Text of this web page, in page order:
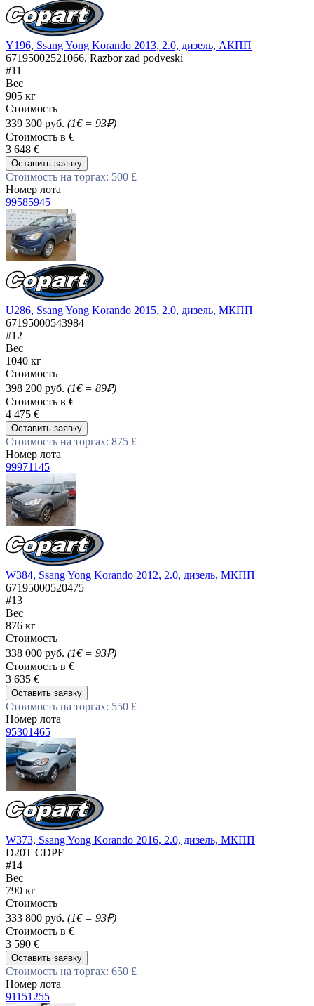
Y196, Ssang Yong Korando 2013, 2.0, дизель, АКПП
67195002521066, Razbor zad podveski
#11
Вес
905 кг
Стоимость
339 300 руб. (1€ = 93₽)
Стоимость в €
3 648 €
Оставить заявку
Стоимость на торгах: 500 £
Номер лота
99585945
U286, Ssang Yong Korando 2015, 2.0, дизель, МКПП
67195000543984
#12
Вес
1040 кг
Стоимость
398 200 руб. (1€ = 89₽)
Стоимость в €
4 475 €
Оставить заявку
Стоимость на торгах: 875 £
Номер лота
99971145
W384, Ssang Yong Korando 2012, 2.0, дизель, МКПП
67195000520475
#13
Вес
876 кг
Стоимость
338 000 руб. (1€ = 93₽)
Стоимость в €
3 635 €
Оставить заявку
Стоимость на торгах: 550 £
Номер лота
95301465
W373, Ssang Yong Korando 2016, 2.0, дизель, МКПП
D20T CDPF
#14
Вес
790 кг
Стоимость
333 800 руб. (1€ = 93₽)
Стоимость в €
3 590 €
Оставить заявку
Стоимость на торгах: 650 £
Номер лота
91151255